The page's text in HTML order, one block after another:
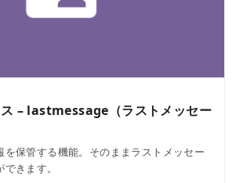
ス – lastmessage（ラストメッセー
を保管する機能。そのままラストメッセー
きます。